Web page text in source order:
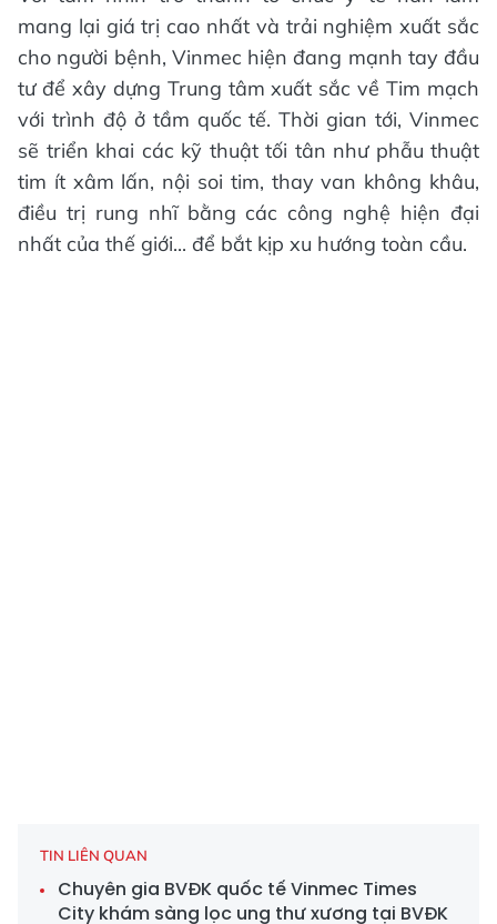
mang lại giá trị cao nhất và trải nghiệm xuất sắc
cho người bệnh, Vinmec hiện đang mạnh tay đầu
tư để xây dựng Trung tâm xuất sắc về Tim mạch
với trình độ ở tầm quốc tế. Thời gian tới, Vinmec
sẽ triển khai các kỹ thuật tối tân như phẫu thuật
tim ít xâm lấn, nội soi tim, thay van không khâu,
điều trị rung nhĩ bằng các công nghệ hiện đại
nhất của thế giới... để bắt kịp xu hướng toàn cầu.
TIN LIÊN QUAN
Chuyên gia BVĐK quốc tế Vinmec Times
City khám sàng lọc ung thư xương tại BVĐK